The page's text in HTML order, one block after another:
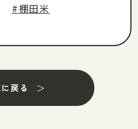
#棚田米
戻る